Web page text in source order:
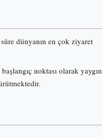
dünyanın en çok ziyaret
noktası olarak yaygın